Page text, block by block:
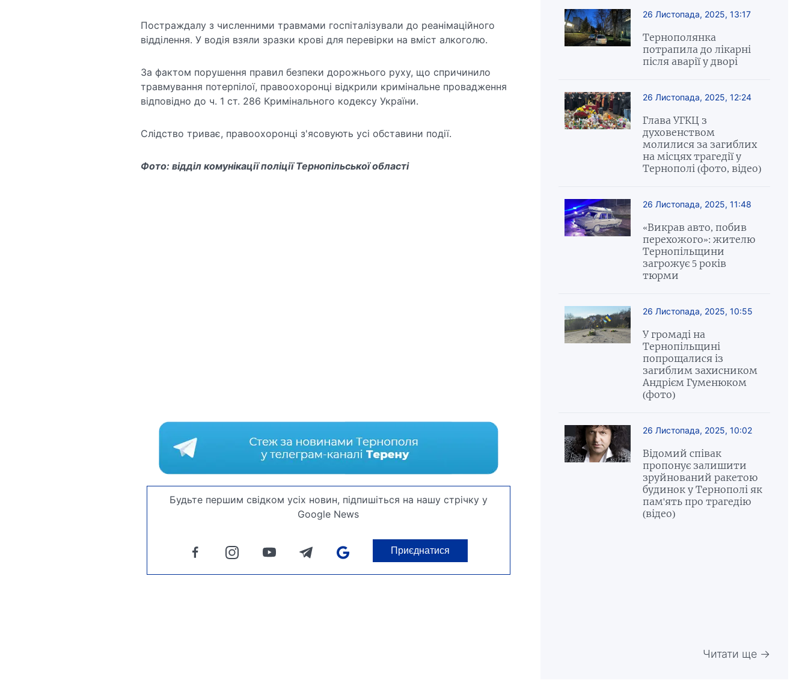
Постраждалу з численними травмами госпіталізували до реанімаційного
відділення. У водія взяли зразки крові для перевірки на вміст алкоголю.
За фактом порушення правил безпеки дорожнього руху, що спричинило
травмування потерпілої, правоохоронці відкрили кримінальне провадження
відповідно до ч. 1 ст. 286 Кримінального кодексу України.
Слідство триває, правоохоронці з'ясовують усі обставини події.
Фото: відділ комунікації поліції Тернопільської області
Будьте першим свідком усіх новин, підпишіться на нашу стрічку у
Google News
Приєднатися
26 Листопада, 2025, 13:17
Тернополянка
потрапила до лікарні
після аварії у дворі
26 Листопада, 2025, 12:24
Глава УГКЦ з
духовенством
молилися за загиблих
на місцях трагедії у
Тернополі (фото, відео)
26 Листопада, 2025, 11:48
«Викрав авто, побив
перехожого»: жителю
Тернопільщини
загрожує 5 років
тюрми
26 Листопада, 2025, 10:55
У громаді на
Тернопільщині
попрощалися із
загиблим захисником
Андрієм Гуменюком
(фото)
26 Листопада, 2025, 10:02
Відомий співак
пропонує залишити
зруйнований ракетою
будинок у Тернополі як
пам'ять про трагедію
(відео)
Читати ще →